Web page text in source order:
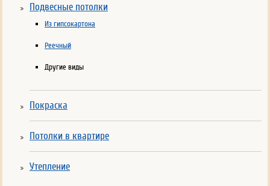
Подвесные потолки
Из гипсокартона
Реечный
Другие виды
Покраска
Потолки в квартире
Утепление